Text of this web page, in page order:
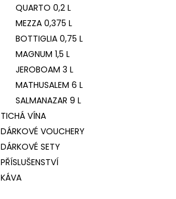
QUARTO 0,2 L
MEZZA 0,375 L
BOTTIGLIA 0,75 L
MAGNUM 1,5 L
JEROBOAM 3 L
MATHUSALEM 6 L
SALMANAZAR 9 L
TICHÁ VÍNA
DÁRKOVÉ VOUCHERY
DÁRKOVÉ SETY
PŘÍSLUŠENSTVÍ
KÁVA